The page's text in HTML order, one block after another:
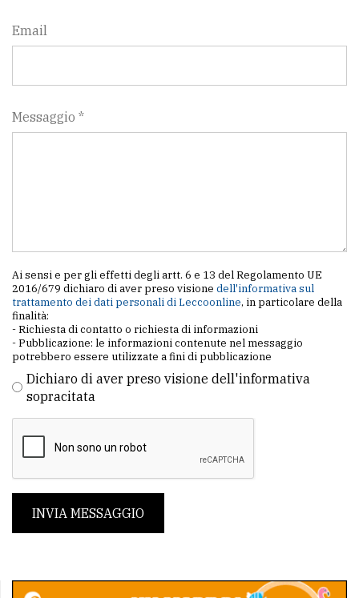
Email
Messaggio *
Ai sensi e per gli effetti degli artt. 6 e 13 del Regolamento UE
2016/679 dichiaro di aver preso visione dell'informativa sul
trattamento dei dati personali di Leccoonline, in particolare della
finalità:
- Richiesta di contatto o richiesta di informazioni
- Pubblicazione: le informazioni contenute nel messaggio
potrebbero essere utilizzate a fini di pubblicazione
Dichiaro di aver preso visione dell'informativa
sopracitata
INVIA MESSAGGIO